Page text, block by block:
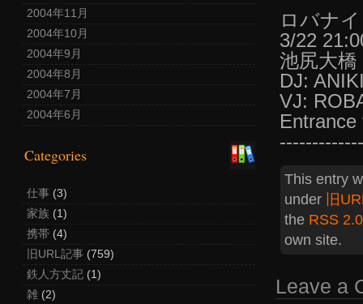
2004年11月
2004年10月
2004年9月
2004年8月
2004年7月
2004年6月
Categories
仕事 (3)
家族 (1)
携帯 (4)
旧URL記事 (759)
鉄人方丈記 (1)
雑 (2)
ロバナ
3/22
池尻大
DJ:
VJ:
This entry
under 旧
the RSS 2.0
own site.
Leave a